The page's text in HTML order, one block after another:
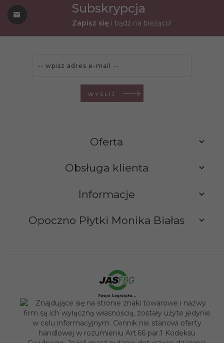
Subskrypcja
Zapisz się i bądź na bieżąco!
WYŚLIJ
Oferta
Obsługa klienta
Informacje
Opoczno Płytki Monika Białas
sklep@opocznoplytki.pl